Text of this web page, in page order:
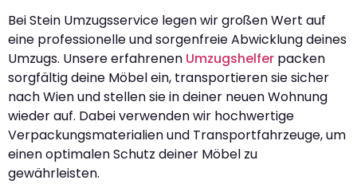
Bei Stein Umzugsservice legen wir großen Wert auf
eine professionelle und sorgenfreie Abwicklung deines
Umzugs. Unsere erfahrenen Umzugshelfer packen
sorgfältig deine Möbel ein, transportieren sie sicher
nach Wien und stellen sie in deiner neuen Wohnung
wieder auf. Dabei verwenden wir hochwertige
Verpackungsmaterialien und Transportfahrzeuge, um
einen optimalen Schutz deiner Möbel zu
gewährleisten.